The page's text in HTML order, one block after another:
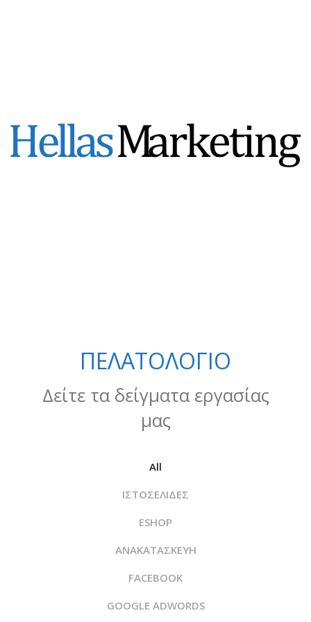
ΠΕΛΑΤΟΛΟΓΙΟ
Δείτε τα δείγματα εργασίας
μας
All
ΙΣΤΟΣΕΛΙΔΕΣ
ESHOP
ΑΝΑΚΑΤΑΣΚΕΥΗ
FACEBOOK
GOOGLE ADWORDS